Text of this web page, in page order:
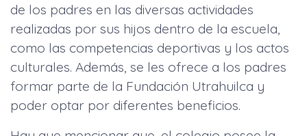
de los padres en las diversas actividades
realizadas por sus hijos dentro de la escuela,
como las competencias deportivas y los actos
culturales. Además, se les ofrece a los padres
formar parte de la Fundación Utrahuilca y
poder optar por diferentes beneficios.